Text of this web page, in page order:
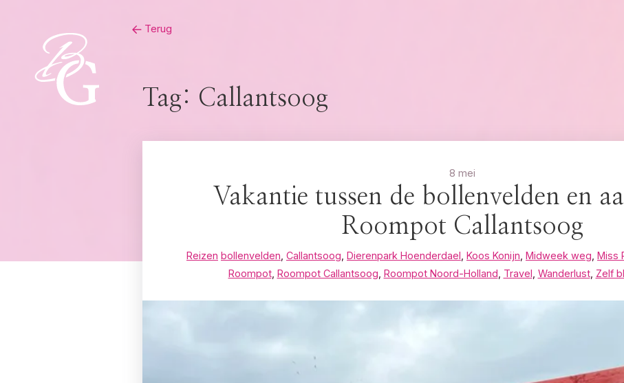
Terug
Tag: Callantsoog
8 mei
Vakantie tussen de bollenvelden en
Roompot Callantsoog
Reizen bollenvelden Callantsoog Dierenpark Hoenderdael Koos Konijn Midweek weg Miss
Roompot, Roompot Callantsoog Roompot Noord-Holland Travel Wanderlust, Zelf